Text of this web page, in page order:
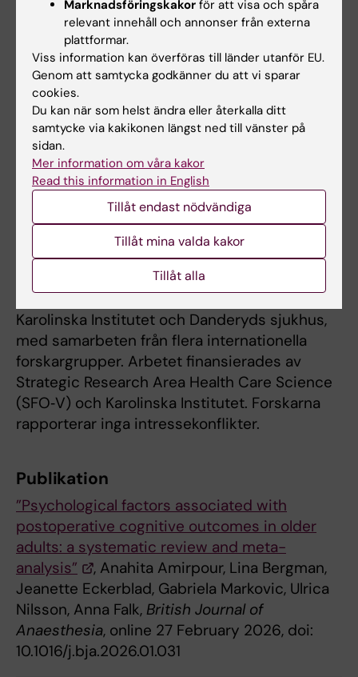
mellan 9 och 55 procent av patienterna,
beroende på studie. Mycket få studier
undersökte andra kognitiva komplikationer,
såsom långsiktig påverkan på minne och
uppmärksamhet.
Forskarna betonar att resultaten bör tolkas
med försiktighet. Många av de inkluderade
studierna varierade stort i hur de mätte såväl
psykiska faktorer som kognitiva utfall, och
endast två studier undersökte längre
tidsperspektiv än tiden direkt efter
operationen.
Studien genomfördes av forskare vid
Karolinska Institutet och Danderyds sjukhus,
med samarbeten från flera internationella
forskargrupper. Arbetet finansierades av
Strategic Research Area Health Care Science
(SFO‑V) och Karolinska Institutet. Forskarna
rapporterar inga intressekonflikter.
Publikation
”Psychological factors associated with
postoperative cognitive outcomes in older
adults: a systematic review and meta-
analysis”
, Anahita Amirpour, Lina Bergman,
Jeanette Eckerblad, Gabriela Markovic, Ulrica
Nilsson, Anna Falk, British Journal of
Anaesthesia, online 27 February 2026, doi:
10.1016/j.bja.2026.01.031
Marknadsföringskakor för att visa och spåra
relevant innehåll och annonser från externa
plattformar.
Viss information kan överföras till länder utanför EU.
Genom att samtycka godkänner du att vi sparar
cookies.
Du kan när som helst ändra eller återkalla ditt
samtycke via kakikonen längst ned till vänster på
sidan.
Mer information om våra kakor
Read this information in English
Tillåt endast nödvändiga
Tillåt mina valda kakor
Tillåt alla